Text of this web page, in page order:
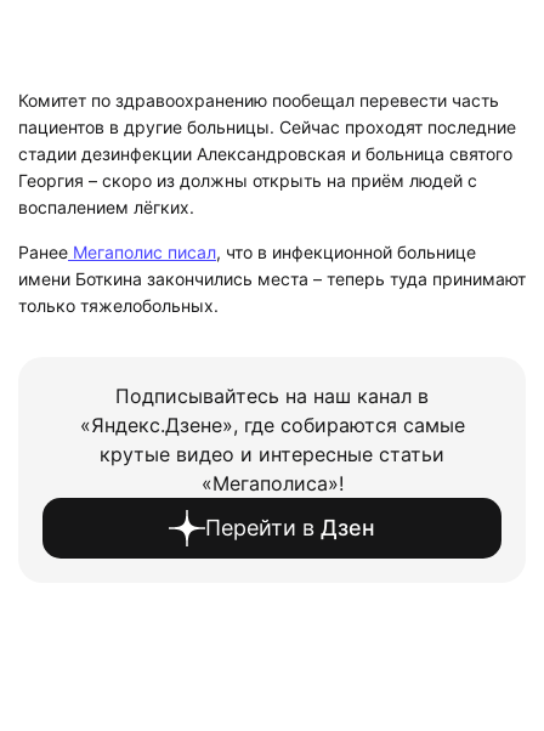
Комитет по здравоохранению пообещал перевести часть
пациентов в другие больницы. Сейчас проходят последние
стадии дезинфекции Александровская и больница святого
Георгия – скоро из должны открыть на приём людей с
воспалением лёгких.
Ранее Мегаполис писал, что в инфекционной больнице
имени Боткина закончились места – теперь туда принимают
только тяжелобольных.
Подписывайтесь на наш канал в
«Яндекс.Дзене», где собираются самые
крутые видео и интересные статьи
«Мегаполиса»!
Перейти в Дзен